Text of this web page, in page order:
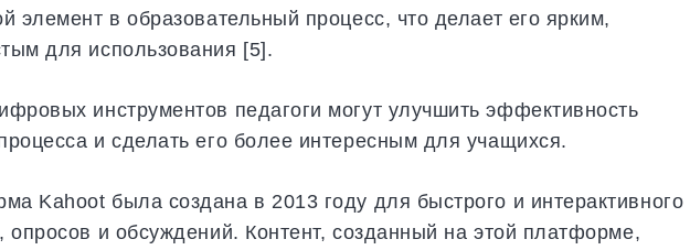
элемент в образовательный процесс, что делает его ярким,
для использования [5].
инструментов педагоги могут улучшить эффективность
и сделать его более интересным для учащихся.
Kahoot была создана в 2013 году для быстрого и интерактивного
опросов и обсуждений. Контент, созданный на этой платформе,